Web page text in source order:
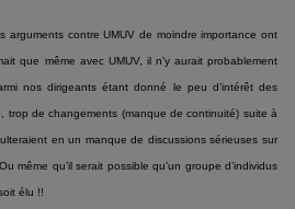
arguments contre UMUV de moindre importance ont
que même avec UMUV, il n’y aurait probablement
nos dirigeants étant donné le peu d’intérêt des
trop de changements (manque de continuité) suite à
en un manque de discussions sérieuses sur
même qu’il serait possible qu’un groupe d’individus
élu !!